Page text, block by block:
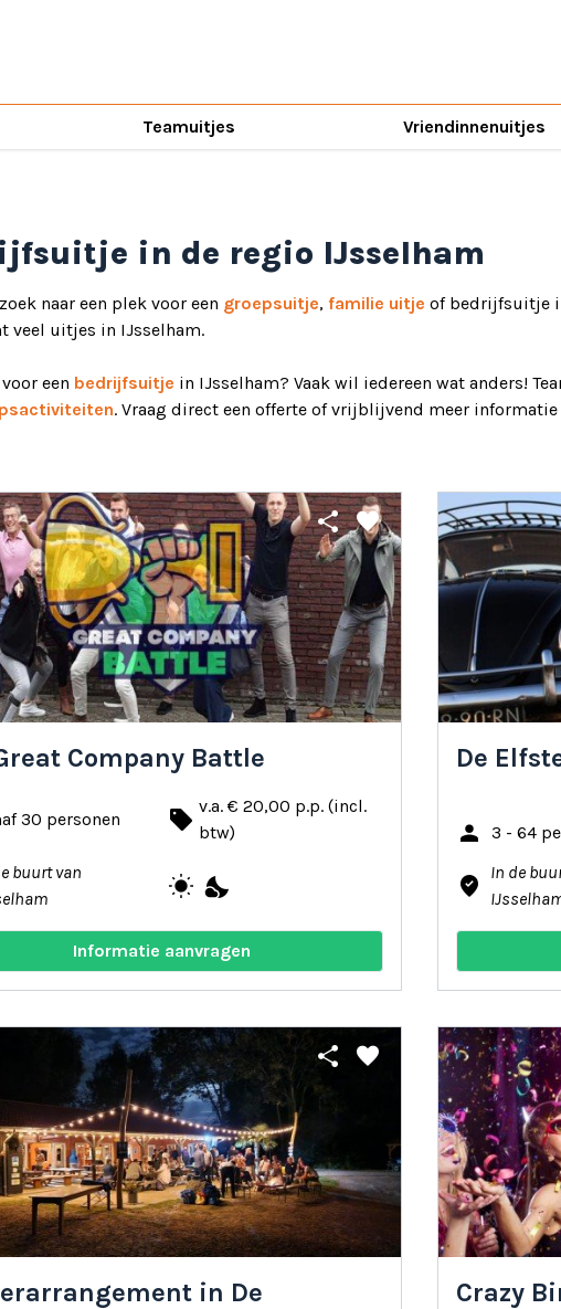
Teamuitjes Vriendinnenuitjes
in de regio IJsselham
naar een plek voor een groepsuitje, familie uitje of bedrijfsuitje
veel uitjes in IJsselham.
een bedrijfsuitje in IJsselham? Vaak wil iedereen wat anders!
. Vraag direct een offerte of vrijblijvend meer informatie
share favorite
Company Battle
30 personen local_offer v.a. € 20,00 p.p. (incl.
btw)
buurt van
wb_sunny nights_stay
Informatie aanvragen
De
person 3 - 64
where_to_vote
In de
share favorite
in De
Crazy